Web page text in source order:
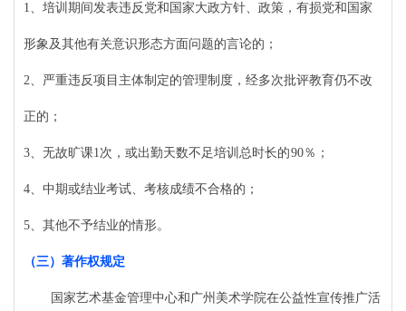
1、培训期间发表违反党和国家大政方针、政策，有损党和国家
形象及其他有关意识形态方面问题的言论的；
2、严重违反项目主体制定的管理制度，经多次批评教育仍不改
正的；
3、无故旷课1次，或出勤天数不足培训总时长的90％；
4、中期或结业考试、考核成绩不合格的；
5、其他不予结业的情形。
（三） 著作权规定
国家艺术基金管理中心和广州美术学院在公益性宣传推广活